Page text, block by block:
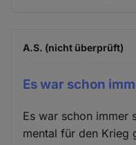
A.S. (nicht überprüft)
Es war schon
Es war schon immer
mental für den Krieg